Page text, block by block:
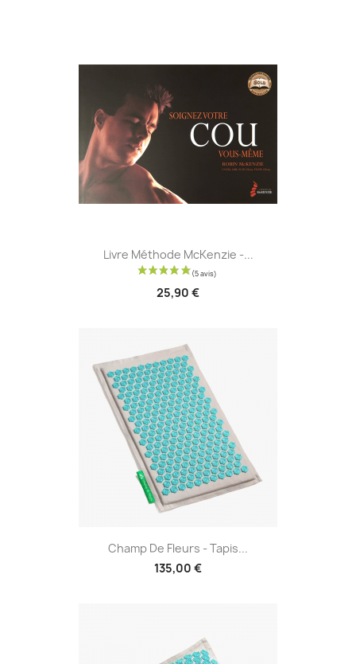
Livre Méthode McKenzie -...
25,90 €
Champ De Fleurs - Tapis...
135,00 €